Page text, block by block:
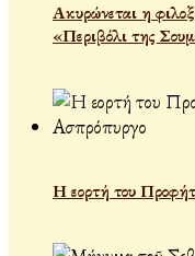
Ακυρώνεται η
«Περιβόλι της
Η εορτή του